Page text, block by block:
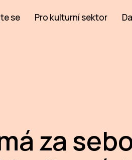
se Pro kulturní sektor
za